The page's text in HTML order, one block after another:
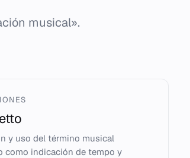
musical».
y uso del término musical
como indicación de tempo y